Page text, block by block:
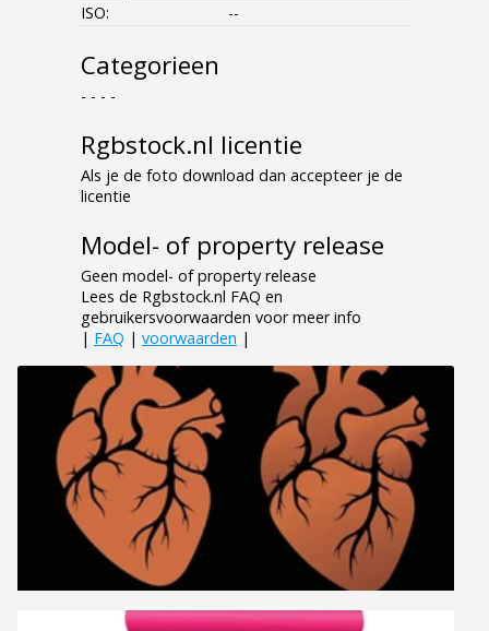
ISO:
--
Categorieen
- - - -
Rgbstock.nl licentie
Als je de foto download dan accepteer je de
licentie
Model- of property release
Geen model- of property release
Lees de Rgbstock.nl FAQ en
gebruikersvoorwaarden voor meer info
| FAQ | voorwaarden |